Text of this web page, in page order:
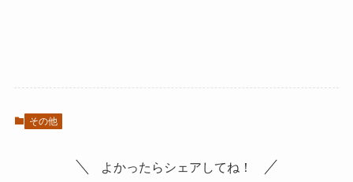
その他
よかったらシェアしてね！